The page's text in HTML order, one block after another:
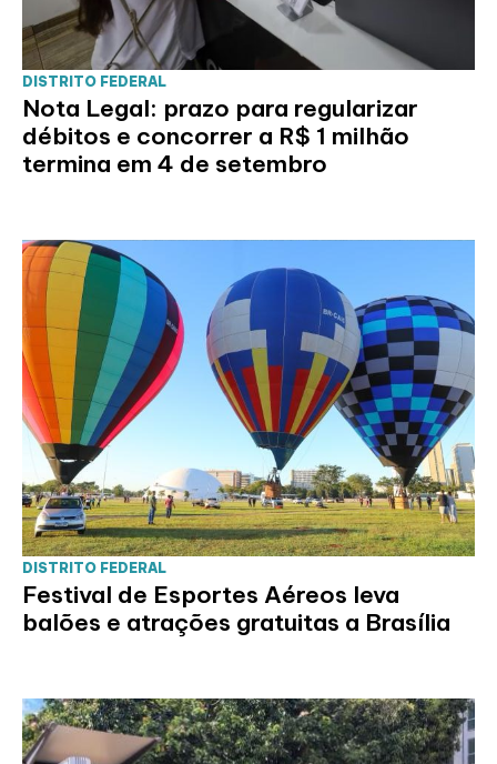
DISTRITO FEDERAL
Nota Legal: prazo para regularizar
débitos e concorrer a R$ 1 milhão
termina em 4 de setembro
DISTRITO FEDERAL
Festival de Esportes Aéreos leva
balões e atrações gratuitas a Brasília